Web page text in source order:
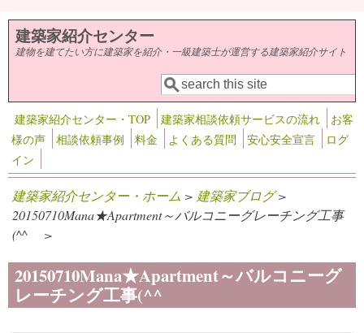
メインコンテンツに移動
建築家紹介センター
建物を建てたい方に建築家を紹介・一級建築士が運営する建築家紹介サイト
検索フォーム
検索
建築家紹介センター・TOP 建築家相談依頼サービスの流れ
お客
様の声
相談依頼事例 料金 よくある質問 安心安全宣言
ログ
イン
建築家紹介センター・ホーム > 建築家ブログ>
20150710Mana★Apartment～バルコニーグレーチング工事
(^^ゞ >
20150710Mana★Apartment～バルコニーグ
レーチング工事(^^ゞ